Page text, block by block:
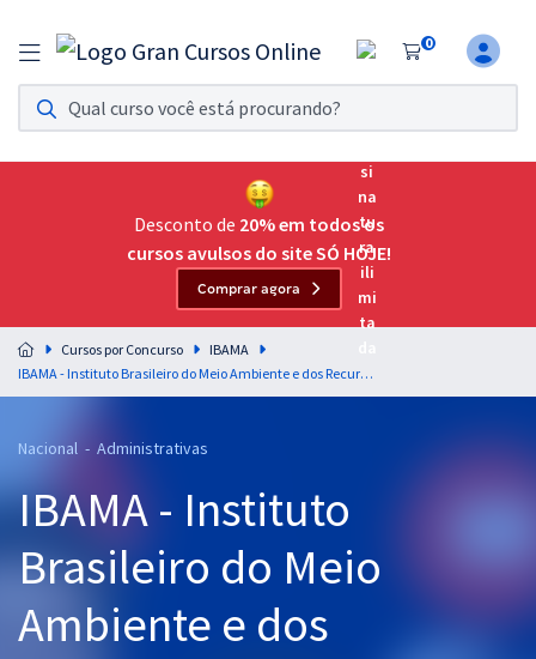
0
Assinatura Ilimitada 11
Acesso a todos os cursos. Teste grátis por 7 dias!
Assinatura OAB Até Passar
Acesso ilimitado a toda preparação para o Exame da
Residências Multiprofissionais
Preparação completa e intensiva para as principais
residências em saúde do Brasil
Cursos 20% OFF
Pós
Graduação
Desconto de 20% em todos os
cursos avulsos do site SÓ HOJE!
Comprar agora
Cursos por Concurso
IBAMA
IBAMA - Instituto Brasileiro do Meio Ambiente e dos Recursos Naturais Renováveis - Conhecimentos Gerais e Específicos para Todos os Cargos (Módulo I, II e III)
Nacional - Administrativas
IBAMA - Instituto
Brasileiro do Meio
Ambiente e dos